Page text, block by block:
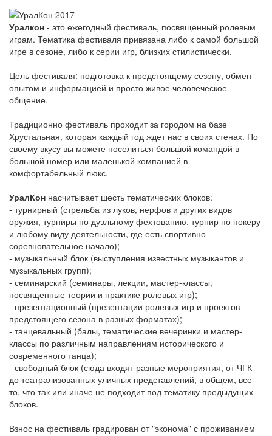
Уралкон - это ежегодный фестиваль, посвященный ролевым
играм. Тематика фестиваля привязана либо к самой большой
игре в сезоне, либо к серии игр, близких стилистически.
Цель фестиваля: подготовка к предстоящему сезону, обмен
опытом и информацией и просто живое человеческое
общение.
Традиционно фестиваль проходит за городом на базе
Хрустальная, которая каждый год ждет нас в своих стенах. По
своему вкусу вы можете поселиться большой командой в
большой номер или маленькой компанией в
комфортабельный люкс.
УралКон насчитывает шесть тематических блоков:
- турнирный (стрельба из луков, нерфов и других видов
оружия, турниры по дуэльному фехтованию, турнир по покеру
и любому виду деятельности, где есть спортивно-
соревновательное начало);
- музыкальный блок (выступления известных музыкантов и
музыкальных групп);
- семинарский (семинары, лекции, мастер-классы,
посвященные теории и практике ролевых игр);
- презентационный (презентации ролевых игр и проектов
предстоящего сезона в разных форматах);
- танцевальный (балы, тематические вечеринки и мастер-
классы по различным направлениям исторического и
современного танца);
- свободный блок (сюда входят разные мероприятия, от ЧГК
до театрализованных уличных представлений, в общем, все
то, что так или иначе не подходит под тематику предыдущих
блоков.
Взнос на фестиваль градирован от "эконома" с проживанием